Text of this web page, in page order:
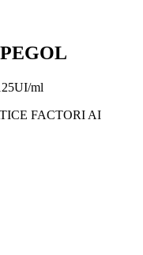
ml
FACTORI AI